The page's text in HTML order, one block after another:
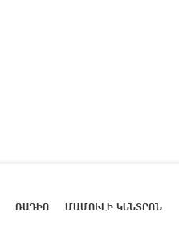
ՌԱԴԻՈ ՄԱՄՈՒԼԻ ԿԵՆՏՐՈՆ